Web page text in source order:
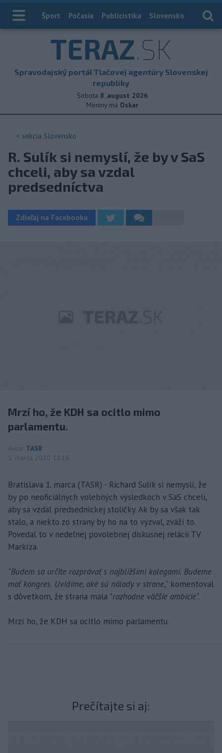
Index
Šport Počasie Publicistika Slovensko
TERAZ.SK
Spravodajský portál Tlačovej agentúry Slovenskej
republiky
Sobota 8. august 2026
Meniny má Oskar
< sekcia Slovensko
R. Sulík si nemyslí, že by v SaS
chceli, aby sa vzdal
predsedníctva
Zdieľaj na Facebooku
Mrzí ho, že KDH sa ocitlo mimo
parlamentu.
Autor TASR
1. marca 2020 11:18
Bratislava 1. marca (TASR) - Richard Sulík si nemyslí, že
by po neoficiálnych volebných výsledkoch v SaS chceli,
aby sa vzdal predsedníckej stoličky. Ak by sa však tak
stalo, a niekto zo strany by ho na to vyzval, zváži to.
Povedal to v nedeľnej povolebnej diskusnej relácii TV
Markíza.
"Budem sa určite rozprávať s najbližšími kolegami. Budeme
mať kongres. Uvidíme, aké sú nálady v strane," komentoval
s dôvetkom, že strana mala "rozhodne väčšie ambície".
Mrzí ho, že KDH sa ocitlo mimo parlamentu.
Prečítajte si aj: